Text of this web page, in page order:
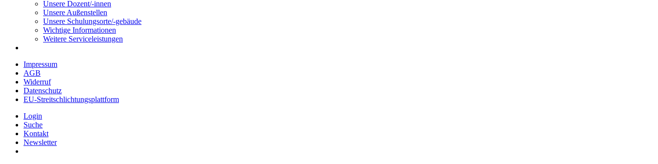
Unsere Dozent/-innen
Unsere Außenstellen
Unsere Schulungsorte/-gebäude
Wichtige Informationen
Weitere Serviceleistungen
Impressum
AGB
Widerruf
Datenschutz
EU-Streitschlichtungsplattform
Login
Suche
Kontakt
Newsletter